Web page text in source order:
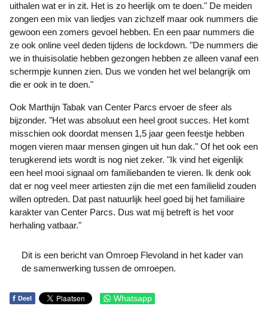
uithalen wat er in zit. Het is zo heerlijk om te doen." De meiden
zongen een mix van liedjes van zichzelf maar ook nummers die
gewoon een zomers gevoel hebben. En een paar nummers die
ze ook online veel deden tijdens de lockdown. "De nummers die
we in thuisisolatie hebben gezongen hebben ze alleen vanaf een
schermpje kunnen zien. Dus we vonden het wel belangrijk om
die er ook in te doen."
Ook Marthijn Tabak van Center Parcs ervoer de sfeer als
bijzonder. "Het was absoluut een heel groot succes. Het komt
misschien ook doordat mensen 1,5 jaar geen feestje hebben
mogen vieren maar mensen gingen uit hun dak." Of het ook een
terugkerend iets wordt is nog niet zeker. "Ik vind het eigenlijk
een heel mooi signaal om familiebanden te vieren. Ik denk ook
dat er nog veel meer artiesten zijn die met een familielid zouden
willen optreden. Dat past natuurlijk heel goed bij het familiaire
karakter van Center Parcs. Dus wat mij betreft is het voor
herhaling vatbaar."
Dit is een bericht van Omroep Flevoland in het kader van
de samenwerking tussen de omroepen.
f Deel Whatsapp